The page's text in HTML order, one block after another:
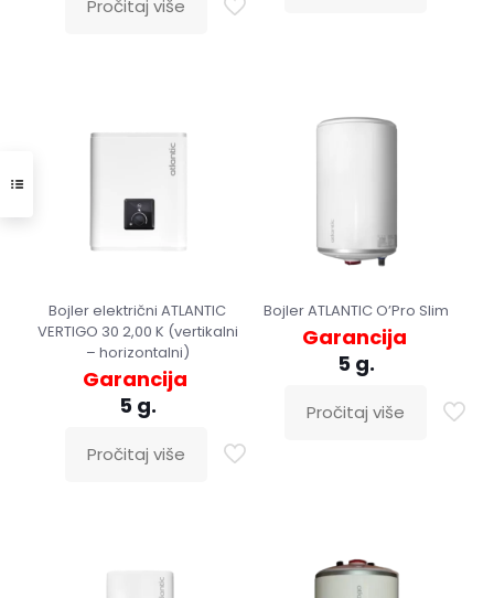
Pročitaj više
Bojler električni ATLANTIC
VERTIGO 30 2,00 K (vertikalni
– horizontalni)
Garancija
5 g.
Pročitaj više
Bojler ATLANTIC O’Pro Slim
Garancija
5 g.
Pročitaj više